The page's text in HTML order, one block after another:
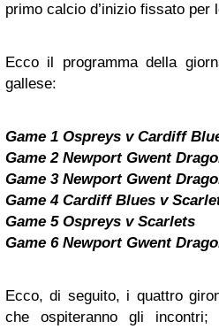
primo calcio d’inizio fissato per
Ecco il programma della
gallese:
Game 1 Ospreys v Cardiff
Game 2 Newport Gwent
Game 3 Newport Gwent
Game 4 Cardiff Blues v
Game 5 Ospreys v Scarlets
Game 6 Newport Gwent
Ecco, di seguito, i quattro
che ospiteranno gli